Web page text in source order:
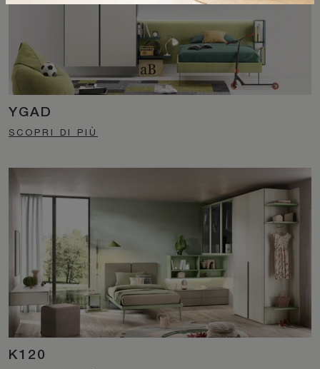
YGAD
SCOPRI DI PIÙ
K120